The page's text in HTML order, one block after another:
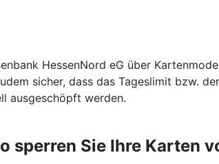
HessenNord eG über
sicher, dass das Tageslimit bzw.
ausgeschöpft werden.
sperren Sie Ihre Karten